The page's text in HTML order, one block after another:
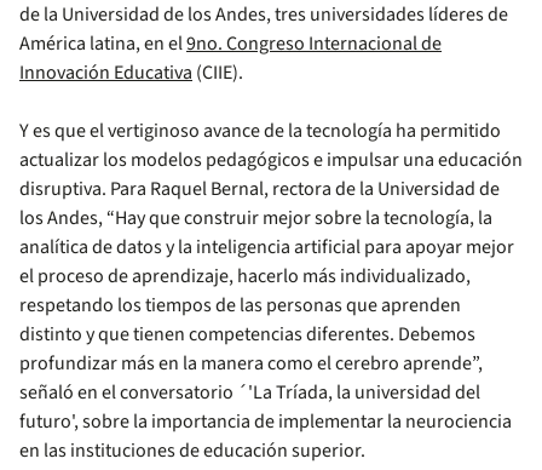
de la Universidad de los Andes, tres universidades líderes de
América latina, en el9no. Congreso Internacional de
Innovación Educativa (CIIE).
Y es que el vertiginoso avance de la tecnología ha permitido
actualizar los modelos pedagógicos e impulsar una educación
disruptiva. Para Raquel Bernal, rectora de la Universidad de
los Andes, “Hay que construir mejor sobre la tecnología, la
analítica de datos y la inteligencia artificial para apoyar mejor
el proceso de aprendizaje, hacerlo más individualizado,
respetando los tiempos de las personas que aprenden
distinto y que tienen competencias diferentes. Debemos
profundizar más en la manera como el cerebro aprende”,
señaló en el conversatorio ´'La Tríada, la universidad del
futuro', sobre la importancia de implementar la neurociencia
en las instituciones de educación superior.